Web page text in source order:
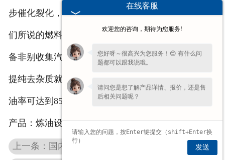
步催化裂化，得到油品蒸汽，油品蒸汽冷凝后就是我
们所说的燃料油，该燃料可通过分馏，废塑料炼油设
备非别收集汽油、柴油馏分。最后步骤就为精制通过
提纯去杂质就达到成品柴油、汽油使用，废机油的出
油率可达到85％。 http://www.ljkzs.com/ 我公司主营
产品：炼油设备
上一条：国内废塑料炼油设备装置结构不断优化提高性能
在线客服
欢迎您的咨询，期待为您服务!
您好呀～很高兴为您服务！😊 有什么问
题都可以跟我说哦。
请问您是想了解产品详情、报价，还是售
后相关问题呢？
发送